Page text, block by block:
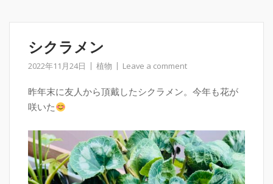
シクラメン
2022年11月24日 植物 Leave a comment
昨年末に友人から頂戴したシクラメン。今年も花が
咲いた